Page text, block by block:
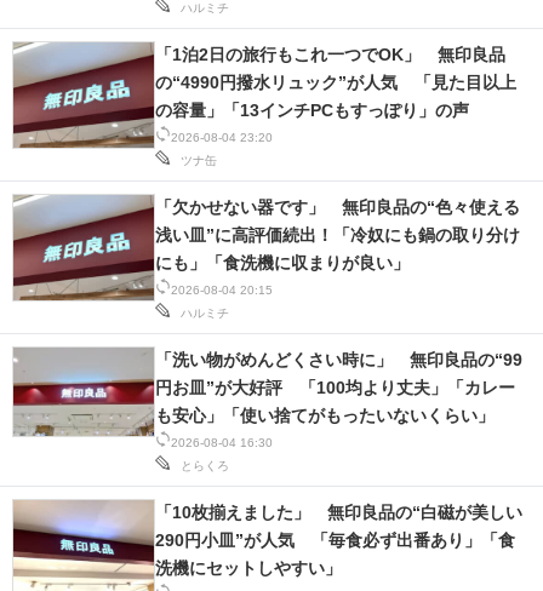
エレクトロニクス専門サイト
電子設計の基本と応用
エネルギーの専門メディア
建設×テクノロジーの最前線
ちょっと気になるネットの話題
ハルミチ
2026-08-04 23:20
ツナ缶
「1泊2日の旅行もこれ一つでOK」 無印良品
の“4990円撥水リュック”が人気 「見た目以上
の容量」「13インチPCもすっぽり」の声
2026-08-04 20:15
ハルミチ
「欠かせない器です」 無印良品の“色々使える
浅い皿”に高評価続出！「冷奴にも鍋の取り分け
にも」「食洗機に収まりが良い」
2026-08-04 16:30
とらくろ
「洗い物がめんどくさい時に」 無印良品の“99
円お皿”が大好評 「100均より丈夫」「カレー
も安心」「使い捨てがもったいないくらい」
「10枚揃えました」 無印良品の“白磁が美しい
290円小皿”が人気 「毎食必ず出番あり」「食
洗機にセットしやすい」